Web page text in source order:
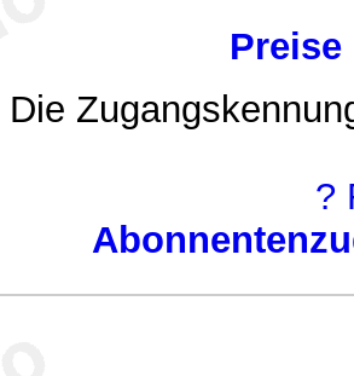
Die
?